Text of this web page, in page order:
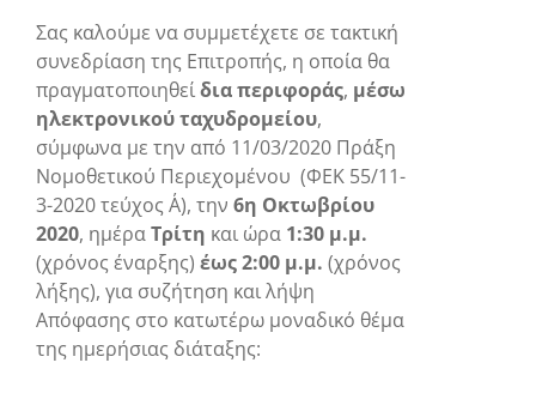
Σας καλούμε να συμμετέχετε σε τακτική
συνεδρίαση της Επιτροπής, η οποία θα
πραγματοποιηθείδια περιφοράς, μέσω
ηλεκτρονικού ταχυδρομείου,
σύμφωνα με την από 11/03/2020 Πράξη
Νομοθετικού Περιεχομένου (ΦΕΚ 55/11-
3-2020 τεύχος Α΄), την 6η Οκτωβρίου
2020, ημέραΤρίτη και ώρα 1:30 μ.μ.
(χρόνος έναρξης) έως 2:00 μ.μ. (χρόνος
λήξης), για συζήτηση και λήψη
Απόφασης στο κατωτέρω μοναδικό θέμα
της ημερήσιας διάταξης: